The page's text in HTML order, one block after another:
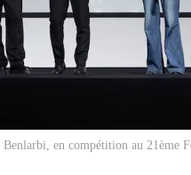
Benlarbi, en compétition au 21ème